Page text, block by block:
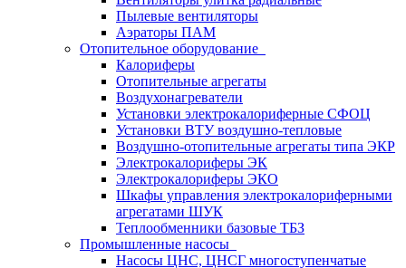
Пылевые вентиляторы
Аэраторы ПАМ
Отопительное оборудование
Калориферы
Отопительные агрегаты
Воздухонагреватели
Установки электрокалориферные СФОЦ
Установки ВТУ воздушно-тепловые
Воздушно-отопительные агрегаты типа ЭКР
Электрокалориферы ЭК
Электрокалориферы ЭКО
Шкафы управления электрокалориферными
агрегатами ШУК
Теплообменники базовые ТБЗ
Промышленные насосы
Насосы ЦНС, ЦНСГ многоступенчатые